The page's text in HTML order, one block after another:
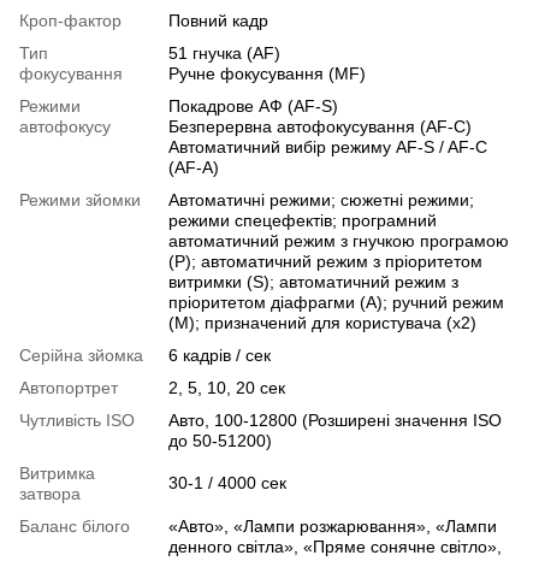
Кроп-фактор
Повний кадр
Тип
фокусування
51 гнучка (AF)
Ручне фокусування (MF)
Режими
автофокусу
Покадрове АФ (AF-S)
Безперервна автофокусування (AF-C)
Автоматичний вибір режиму AF-S / AF-C
(AF-A)
Режими зйомки
Автоматичні режими; сюжетні режими;
режими спецефектів; програмний
автоматичний режим з гнучкою програмою
(P); автоматичний режим з пріоритетом
витримки (S); автоматичний режим з
пріоритетом діафрагми (A); ручний режим
(M); призначений для користувача (x2)
Серійна зйомка
6 кадрів / сек
Автопортрет
2, 5, 10, 20 сек
Чутливість ISO
Авто, 100-12800 (Розширені значення ISO
до 50-51200)
Витримка
затвора
30-1 / 4000 сек
Баланс білого
«Авто», «Лампи розжарювання», «Лампи
денного світла», «Пряме сонячне світло»,